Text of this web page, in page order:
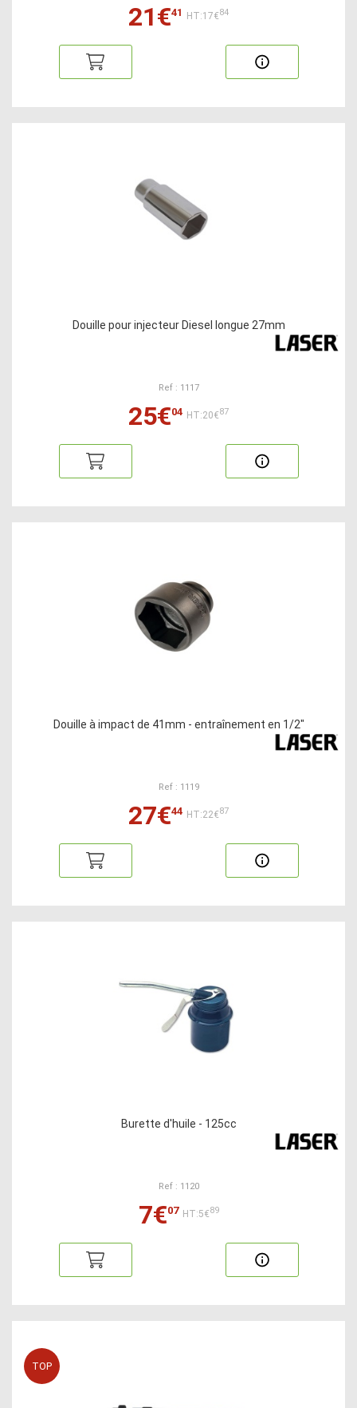
21€41 HT:17€84
Douille pour injecteur Diesel longue 27mm
Ref : 1117
25€04 HT:20€87
Douille à impact de 41mm - entraînement en 1/2"
Ref : 1119
27€44 HT:22€87
Burette d'huile - 125cc
Ref : 1120
7€07 HT:5€89
TOP